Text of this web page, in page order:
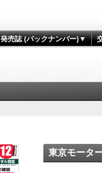
発売誌 (バックナンバー)▼
東京モータ